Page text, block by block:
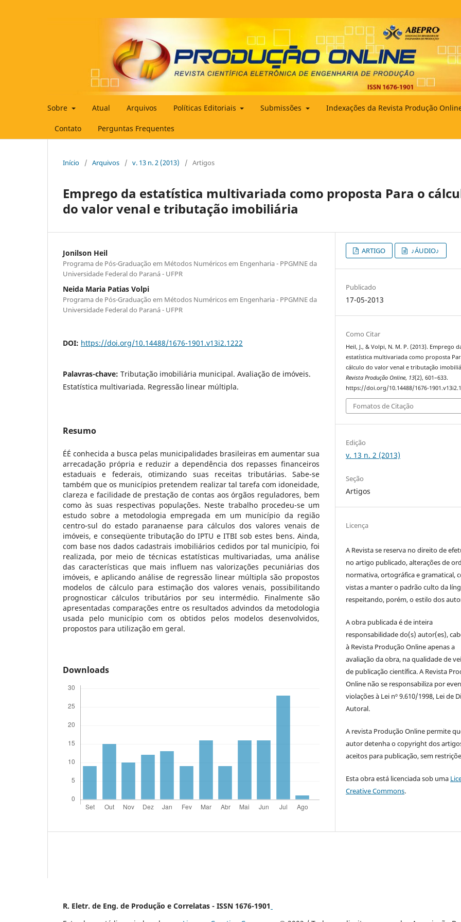
Sobre Atual Arquivos Políticas Editoriais Submissões Indexações da Revista Produção
Contato Perguntas Frequentes
Início / Arquivos / v. 13 n. 2 (2013) / Artigos
Emprego da estatística multivariada como proposta Para o
do valor venal e tributação imobiliária
Jonilson Heil
Programa de Pós-Graduação em Métodos Numéricos em Engenharia - PPGMNE da
Universidade Federal do Paraná - UFPR
Neida Maria Patias Volpi
Programa de Pós-Graduação em Métodos Numéricos em Engenharia - PPGMNE da
Universidade Federal do Paraná - UFPR
DOI: https://doi.org/10.14488/1676-1901.v13i2.1222
Palavras-chave: Tributação imobiliária municipal. Avaliação de imóveis.
Estatística multivariada. Regressão linear múltipla.
Resumo
ÉÉ conhecida a busca pelas municipalidades brasileiras em aumentar sua
arrecadação própria e reduzir a dependência dos repasses financeiros
estaduais e federais, otimizando suas receitas tributárias. Sabe-se
também que os municípios pretendem realizar tal tarefa com idoneidade,
clareza e facilidade de prestação de contas aos órgãos reguladores, bem
como às suas respectivas populações. Neste trabalho procedeu-se um
estudo sobre a metodologia empregada em um município da região
centro-sul do estado paranaense para cálculos dos valores venais de
imóveis, e conseqüente tributação do IPTU e ITBI sob estes bens. Ainda,
com base nos dados cadastrais imobiliários cedidos por tal município, foi
realizada, por meio de técnicas estatísticas multivariadas, uma análise
das características que mais influem nas valorizações pecuniárias dos
imóveis, e aplicando análise de regressão linear múltipla são propostos
modelos de cálculo para estimação dos valores venais, possibilitando
prognosticar cálculos tributários por seu intermédio. Finalmente são
apresentadas comparações entre os resultados advindos da metodologia
usada pelo município com os obtidos pelos modelos desenvolvidos,
propostos para utilização em geral.
Downloads
ARTIGO ♪ÁUDIO♪
Publicado
17-05-2013
Como Citar
Heil, J., & Volpi, N. M. P. (2013). Emprego
estatística multivariada como proposta
cálculo do valor venal e tributação
Revista Produção Online, 13(2), 601–633.
https://doi.org/10.14488/1676-
Fomatos de Citação
Edição
v. 13 n. 2 (2013)
Seção
Artigos
Licença
A Revista se reserva no direito de
no artigo publicado, alterações de
normativa, ortográfica e gramatical,
vistas a manter o padrão culto da
respeitando, porém, o estilo dos
A obra publicada é de inteira
responsabilidade do(s) autor(es),
à Revista Produção Online apenas a
avaliação da obra, na qualidade de
de publicação científica. A Revista
Online não se responsabiliza por
violações à Lei nº 9.610/1998, Lei de
Autoral.
A revista Produção Online permite
autor detenha o copyright dos
aceitos para publicação, sem
Esta obra está licenciada sob uma
Creative Commons.
R. Eletr. de Eng. de Produção e Correlatas - ISSN 1676-1901